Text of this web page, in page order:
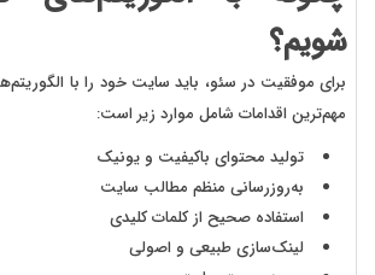
شویم؟
برای موفقیت در سئو، باید سایت خود را با
مهم‌ترین اقدامات شامل موارد زیر است:
تولید محتوای باکیفیت و یونیک
به‌روزرسانی منظم مطالب سایت
استفاده صحیح از کلمات کلیدی
لینک‌سازی طبیعی و اصولی